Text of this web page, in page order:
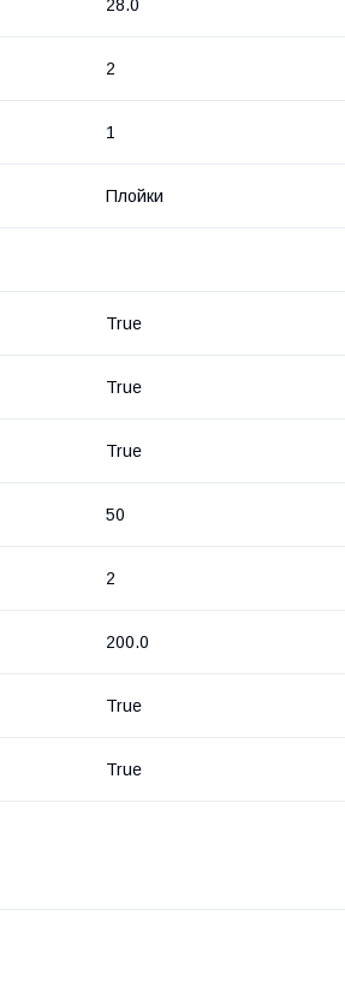
28.0
2
1
Плойки
True
True
True
50
2
200.0
True
True